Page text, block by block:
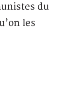
du
les